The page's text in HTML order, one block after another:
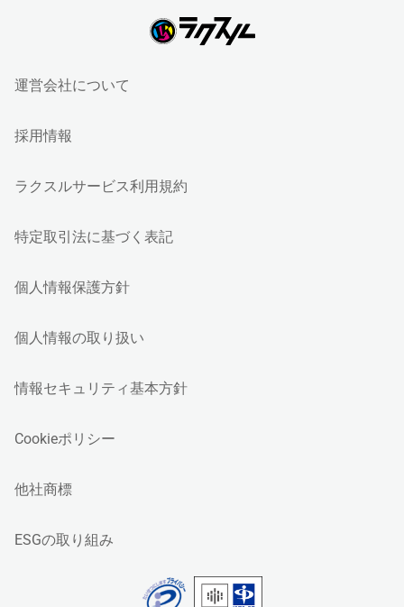
運営会社について
採用情報
ラクスルサービス利用規約
特定取引法に基づく表記
個人情報保護方針
個人情報の取り扱い
情報セキュリティ基本方針
Cookieポリシー
他社商標
ESGの取り組み